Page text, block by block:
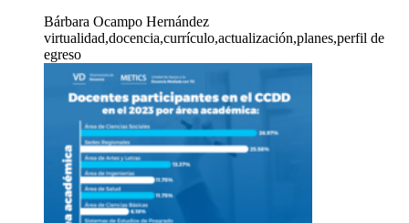
Bárbara Ocampo Hernández
virtualidad,docencia,currículo,actualización,planes,perfil de
egreso